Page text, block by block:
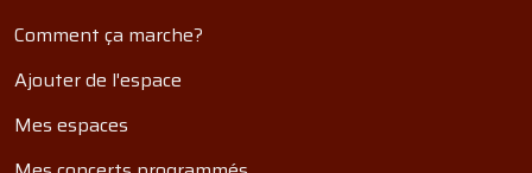
Comment ça marche?
Ajouter de l'espace
Mes espaces